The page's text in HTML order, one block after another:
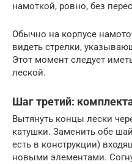
намоткой, ровно, без
Обычно на корпусе
видеть стрелки,
Этот момент следует
леской.
Шаг третий:
Вытянуть концы лески
катушки. Заменить обе
есть в конструкции)
новыми элементами.